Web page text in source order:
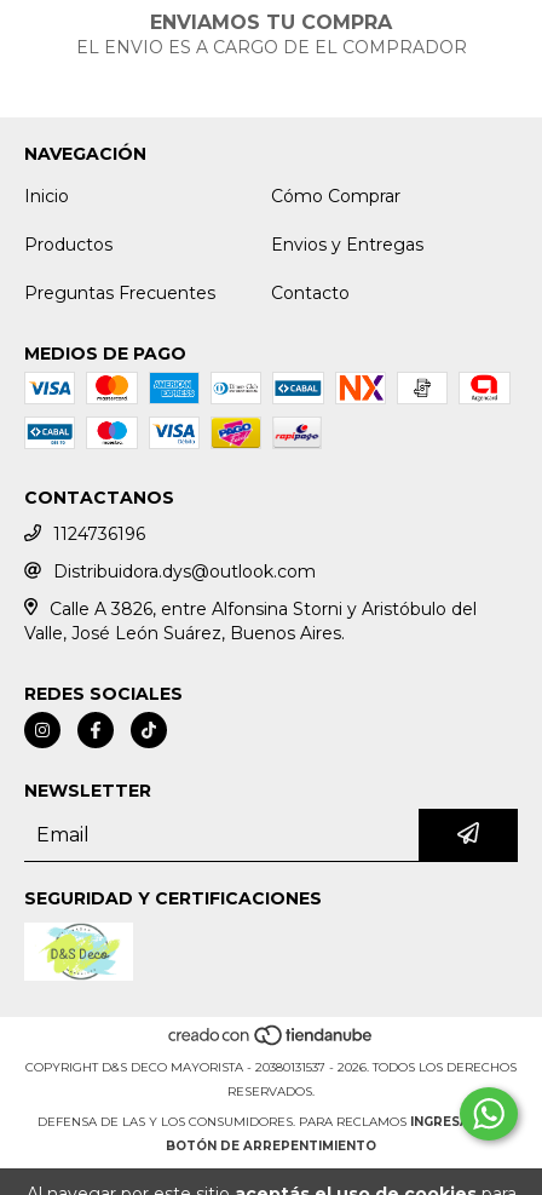
ENVIAMOS TU COMPRA
EL ENVIO ES A CARGO DE EL COMPRADOR
NAVEGACIÓN
Inicio
Cómo Comprar
Productos Envios y Entregas
Preguntas Frecuentes Contacto
MEDIOS DE PAGO
CONTACTANOS
1124736196
Distribuidora.dys@outlook.com
Calle A 3826, entre Alfonsina Storni y Aristóbulo del
Valle, José León Suárez, Buenos Aires.
REDES SOCIALES
NEWSLETTER
SEGURIDAD Y CERTIFICACIONES
COPYRIGHT D&S DECO MAYORISTA - 20380131537 - 2026. TODOS LOS DERECHOS
RESERVADOS.
DEFENSA DE LAS Y LOS CONSUMIDORES. PARA RECLAMOS INGRESÁ ACÁ.
BOTÓN DE ARREPENTIMIENTO